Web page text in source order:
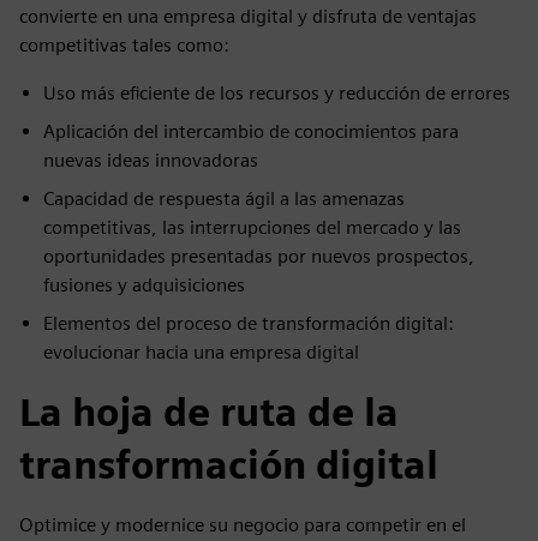
convierte en una empresa digital y disfruta de ventajas
competitivas tales como:
Uso más eficiente de los recursos y reducción de errores
Aplicación del intercambio de conocimientos para
nuevas ideas innovadoras
Capacidad de respuesta ágil a las amenazas
competitivas, las interrupciones del mercado y las
oportunidades presentadas por nuevos prospectos,
fusiones y adquisiciones
Elementos del proceso de transformación digital:
evolucionar hacia una empresa digital
La hoja de ruta de la
transformación digital
Optimice y modernice su negocio para competir en el